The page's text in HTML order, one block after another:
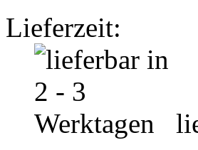
Lieferzeit: